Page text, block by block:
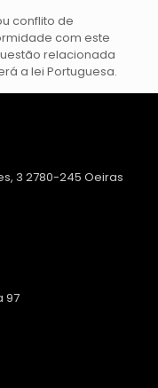
conflito de
com este
relacionada
a lei Portuguesa.
3 2780-245 Oeiras
97